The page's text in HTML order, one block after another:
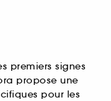
premiers signes
propose une
pour les